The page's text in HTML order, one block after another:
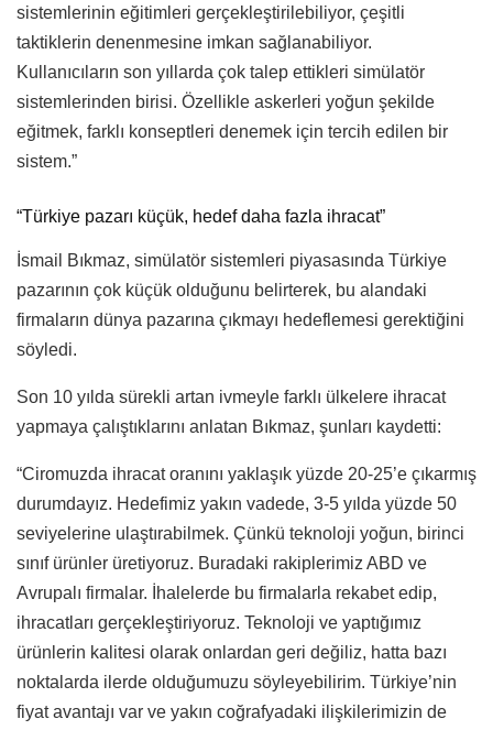
sistemlerinin eğitimleri gerçekleştirilebiliyor, çeşitli
taktiklerin denenmesine imkan sağlanabiliyor.
Kullanıcıların son yıllarda çok talep ettikleri simülatör
sistemlerinden birisi. Özellikle askerleri yoğun şekilde
eğitmek, farklı konseptleri denemek için tercih edilen bir
sistem.”
“Türkiye pazarı küçük, hedef daha fazla ihracat”
İsmail Bıkmaz, simülatör sistemleri piyasasında Türkiye
pazarının çok küçük olduğunu belirterek, bu alandaki
firmaların dünya pazarına çıkmayı hedeflemesi gerektiğini
söyledi.
Son 10 yılda sürekli artan ivmeyle farklı ülkelere ihracat
yapmaya çalıştıklarını anlatan Bıkmaz, şunları kaydetti:
“Ciromuzda ihracat oranını yaklaşık yüzde 20-25’e çıkarmış
durumdayız. Hedefimiz yakın vadede, 3-5 yılda yüzde 50
seviyelerine ulaştırabilmek. Çünkü teknoloji yoğun, birinci
sınıf ürünler üretiyoruz. Buradaki rakiplerimiz ABD ve
Avrupalı firmalar. İhalelerde bu firmalarla rekabet edip,
ihracatları gerçekleştiriyoruz. Teknoloji ve yaptığımız
ürünlerin kalitesi olarak onlardan geri değiliz, hatta bazı
noktalarda ilerde olduğumuzu söyleyebilirim. Türkiye’nin
fiyat avantajı var ve yakın coğrafyadaki ilişkilerimizin de